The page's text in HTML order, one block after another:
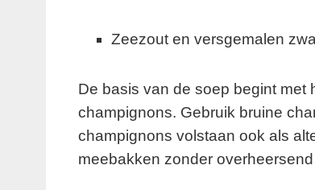
Zeezout en versgemalen
De basis van de soep begint met
champignons. Gebruik bruine
champignons volstaan ook als
meebakken zonder